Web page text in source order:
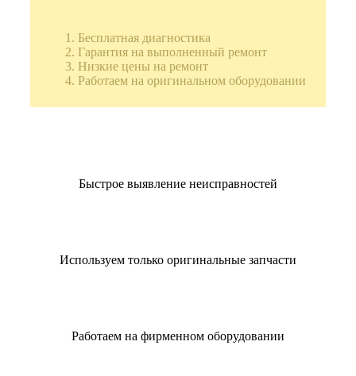
Бесплатная диагностика
Гарантия на выполненный ремонт
Низкие цены на ремонт
Работаем на оригинальном оборудовании
Быстрое выявление неисправностей
Используем только оригинальные запчасти
Работаем на фирменном оборудовании